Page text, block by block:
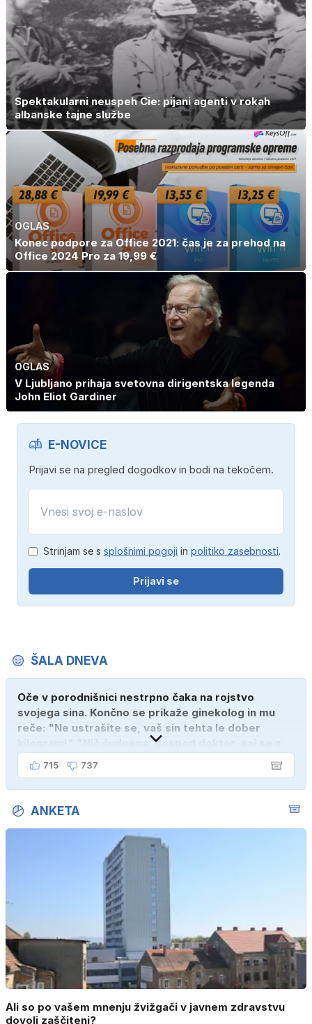
Spektakularni neuspeh Cie: pijani agenti v rokah
albanske tajne službe
OGLAS
Konec podpore za Office 2021: čas je za prehod na
Office 2024 Pro za 19,99 €
OGLAS
V Ljubljano prihaja svetovna dirigentska legenda
John Eliot Gardiner
E-NOVICE
Prijavi se na pregled dogodkov in bodi na tekočem.
Strinjam se s splošnimi pogoji in politiko zasebnosti.
Prijavi se
ŠALA DNEVA
Oče v porodnišnici nestrpno čaka na rojstvo
svojega sina. Končno se prikaže ginekolog in mu
reče: "Ne ustrašite se, vaš sin tehta le dober
kilogram!" "Nič čudnega, gospod doktor, saj se z
ženo poznava šele tri mesece."
715 737
ANKETA
Ali so po vašem mnenju žvižgači v javnem zdravstvu
dovolj zaščiteni?